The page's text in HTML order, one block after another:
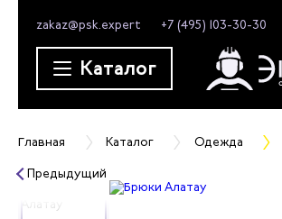
zakaz@psk.expert +7 (495) 103-30-30
Каталог
Главная Каталог Одежда
Предыдущий